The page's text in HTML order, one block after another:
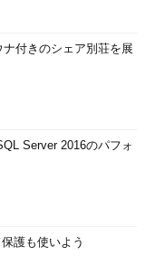
すいが、少々わずら
きないような環境の
ている場合など）、
行う方が便利であ
行うためのツールと
マンドが用意されて
ではResource Kit
されている。
付きのシェア別荘を展
Server 2016のパフォ
護も使いよう